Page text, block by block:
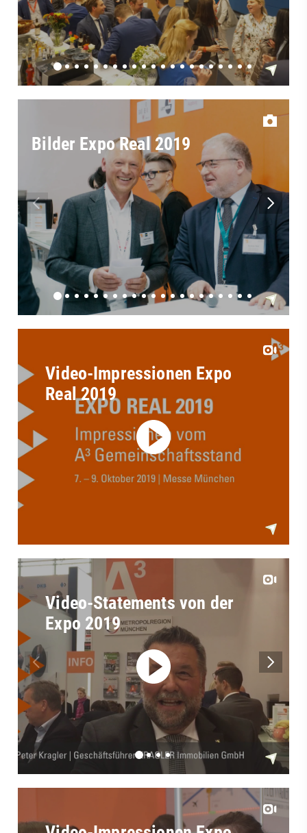
Bilder Expo Real 2019
Video-Impressionen Expo
Real 2019
Video-Statements von der
Expo 2019